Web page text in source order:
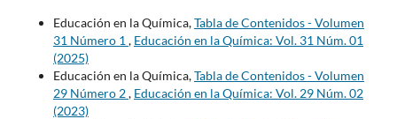
Educación en la Química,Tabla de Contenidos - Volumen
31 Número 1 , Educación en la Química: Vol. 31 Núm. 01
(2025)
Educación en la Química,Tabla de Contenidos - Volumen
29 Número 2, Educación en la Química: Vol. 29 Núm. 02
(2023)